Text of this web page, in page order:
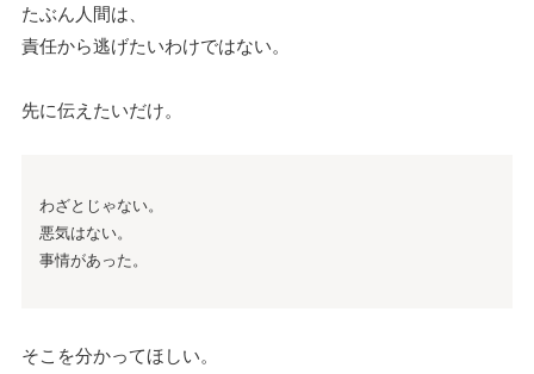
たぶん人間は、
責任から逃げたいわけではない。
先に伝えたいだけ。
わざとじゃない。
悪気はない。
事情があった。
そこを分かってほしい。